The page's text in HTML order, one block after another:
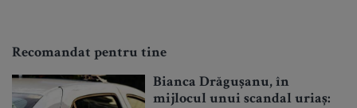
Recomandat pentru tine
Bianca Drăgușanu, în
mijlocul unui scandal uriaș: